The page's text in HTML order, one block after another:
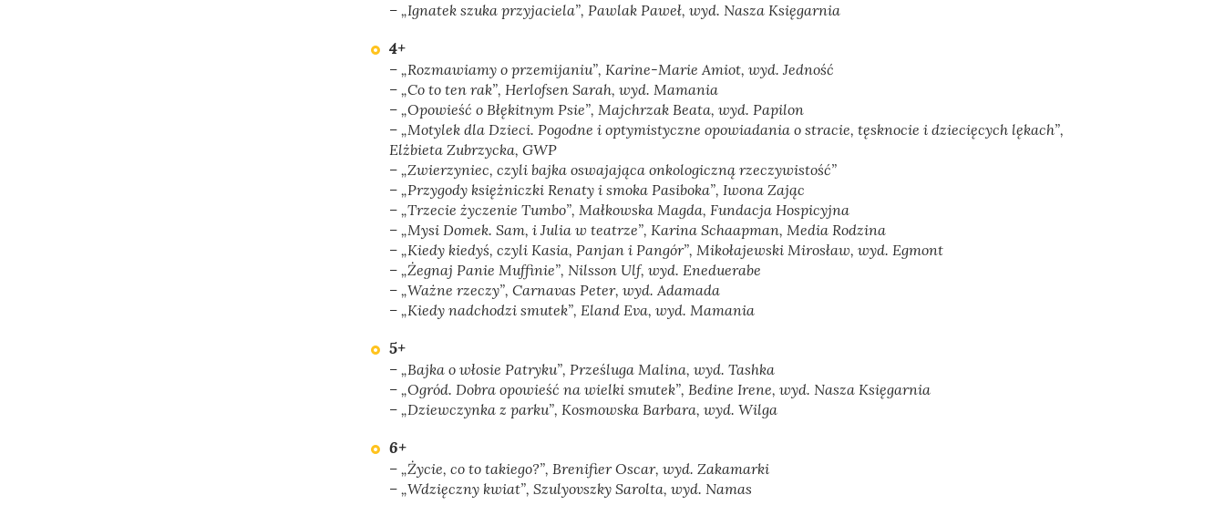
– „Ignatek szuka przyjaciela”, Pawlak Paweł, wyd. Nasza Księgarnia
4+
– „Rozmawiamy o przemijaniu”, Karine-Marie Amiot, wyd. Jedność
– „Co to ten rak”, Herlofsen Sarah, wyd. Mamania
– „Opowieść o Błękitnym Psie”, Majchrzak Beata, wyd. Papilon
– „Motylek dla Dzieci. Pogodne i optymistyczne opowiadania o stracie, tęsknocie i dziecięcych lękach”,
Elżbieta Zubrzycka, GWP
– „Zwierzyniec, czyli bajka oswajająca onkologiczną rzeczywistość”
– „Przygody księżniczki Renaty i smoka Pasiboka”, Iwona Zając
– „Trzecie życzenie Tumbo”, Małkowska Magda, Fundacja Hospicyjna
– „Mysi Domek. Sam, i Julia w teatrze”, Karina Schaapman, Media Rodzina
– „Kiedy kiedyś, czyli Kasia, Panjan i Pangór”, Mikołajewski Mirosław, wyd. Egmont
– „Żegnaj Panie Muffinie”, Nilsson Ulf, wyd. Eneduerabe
– „Ważne rzeczy”, Carnavas Peter, wyd. Adamada
– „Kiedy nadchodzi smutek”, Eland Eva, wyd. Mamania
5+
– „Bajka o włosie Patryku”, Prześluga Malina, wyd. Tashka
– „Ogród. Dobra opowieść na wielki smutek”, Bedine Irene, wyd. Nasza Księgarnia
– „Dziewczynka z parku”, Kosmowska Barbara, wyd. Wilga
6+
– „Życie, co to takiego?”, Brenifier Oscar, wyd. Zakamarki
– „Wdzięczny kwiat”, Szulyovszky Sarolta, wyd. Namas